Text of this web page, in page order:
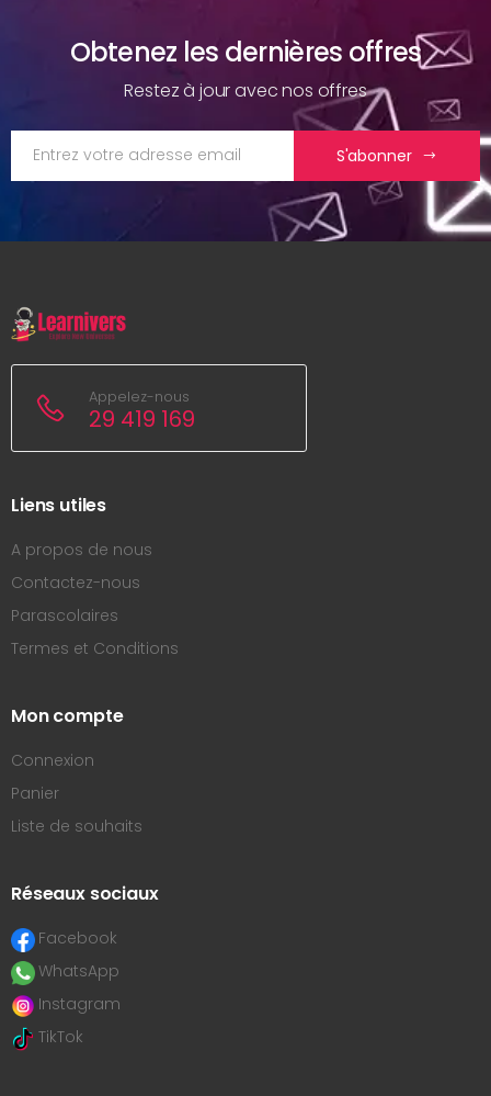
Obtenez les dernières offres
Restez à jour avec nos offres
S'abonner
Appelez-nous
29 419 169
Liens utiles
A propos de nous
Contactez-nous
Parascolaires
Termes et Conditions
Mon compte
Connexion
Panier
Liste de souhaits
Réseaux sociaux
Facebook
WhatsApp
Instagram
TikTok